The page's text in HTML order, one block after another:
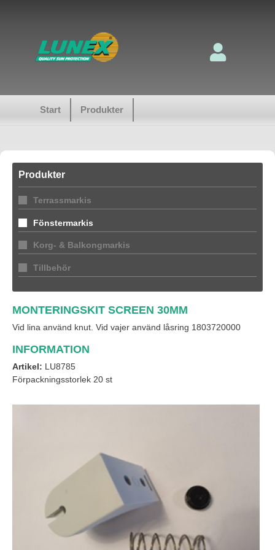
Start Produkter
Produkter
Terrassmarkis
Fönstermarkis
Korg- & Balkongmarkis
Tillbehör
MONTERINGSKIT SCREEN 30MM
Vid lina använd knut. Vid vajer använd låsring 1803720000
INFORMATION
Artikel: LU8785
Förpackningsstorlek 20 st